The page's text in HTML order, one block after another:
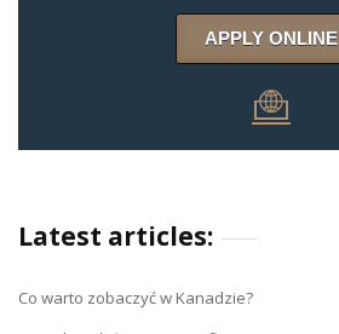
APPLY ONLINE
Latest articles:
Co warto zobaczyć w Kanadzie?